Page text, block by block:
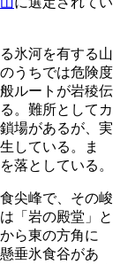
氷河を有する山
うちでは危険度
ルートが岩稜伝
。難所としてカ
場があるが、実
している。ま
落としている。
尖峰で、その峻
「岩の殿堂」と
ら東の方角に
垂氷食谷があ